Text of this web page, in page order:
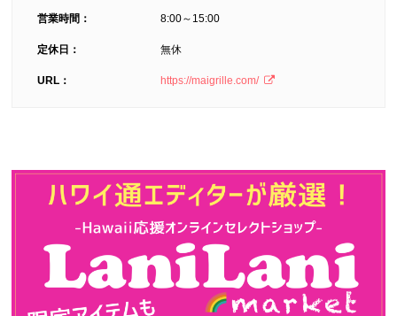
営業時間： 8:00～15:00
定休日： 無休
URL： https://maigrille.com/